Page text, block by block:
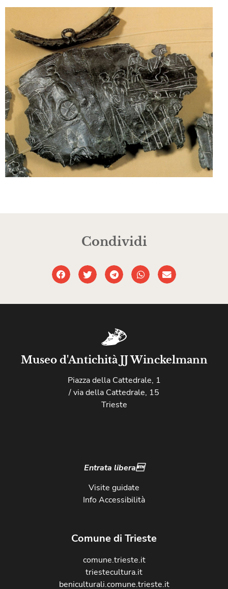
Condividi
Museo d'Antichità JJ Winckelmann
Piazza della Cattedrale, 1
/ via della Cattedrale, 15
Trieste
Entrata libera
Visite guidate
Info Accessibilità
Comune di Trieste
comune.trieste.it
triestecultura.it
beniculturali.comune.trieste.it